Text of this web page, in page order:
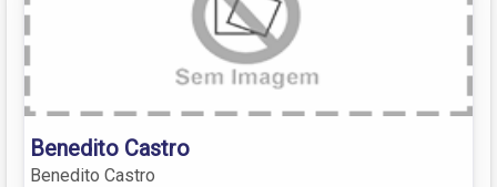
Benedito Castro
Benedito Castro